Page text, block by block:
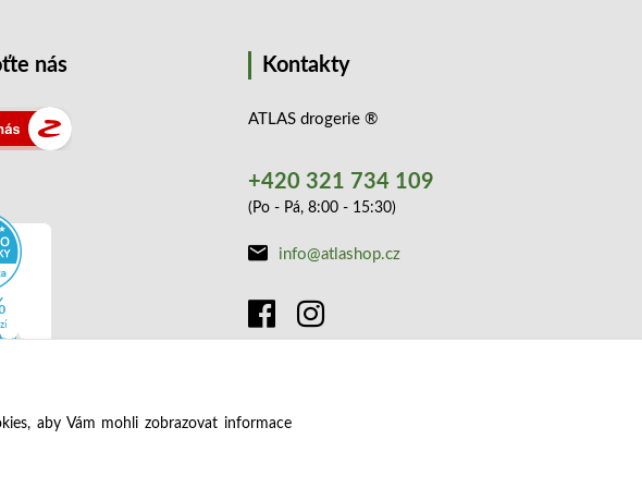
nás Kontakty
ATLAS drogerie ®
+420 321 734 109
(Po - Pá, 8:00 - 15:30)
info@atlashop.cz
aby Vám mohli zobrazovat informace